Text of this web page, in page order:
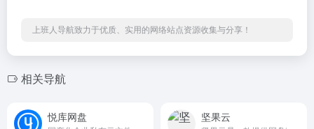
上班人导航致力于优质、实用的网络站点资源收集与分享！
相关导航
悦库网盘 坚果云